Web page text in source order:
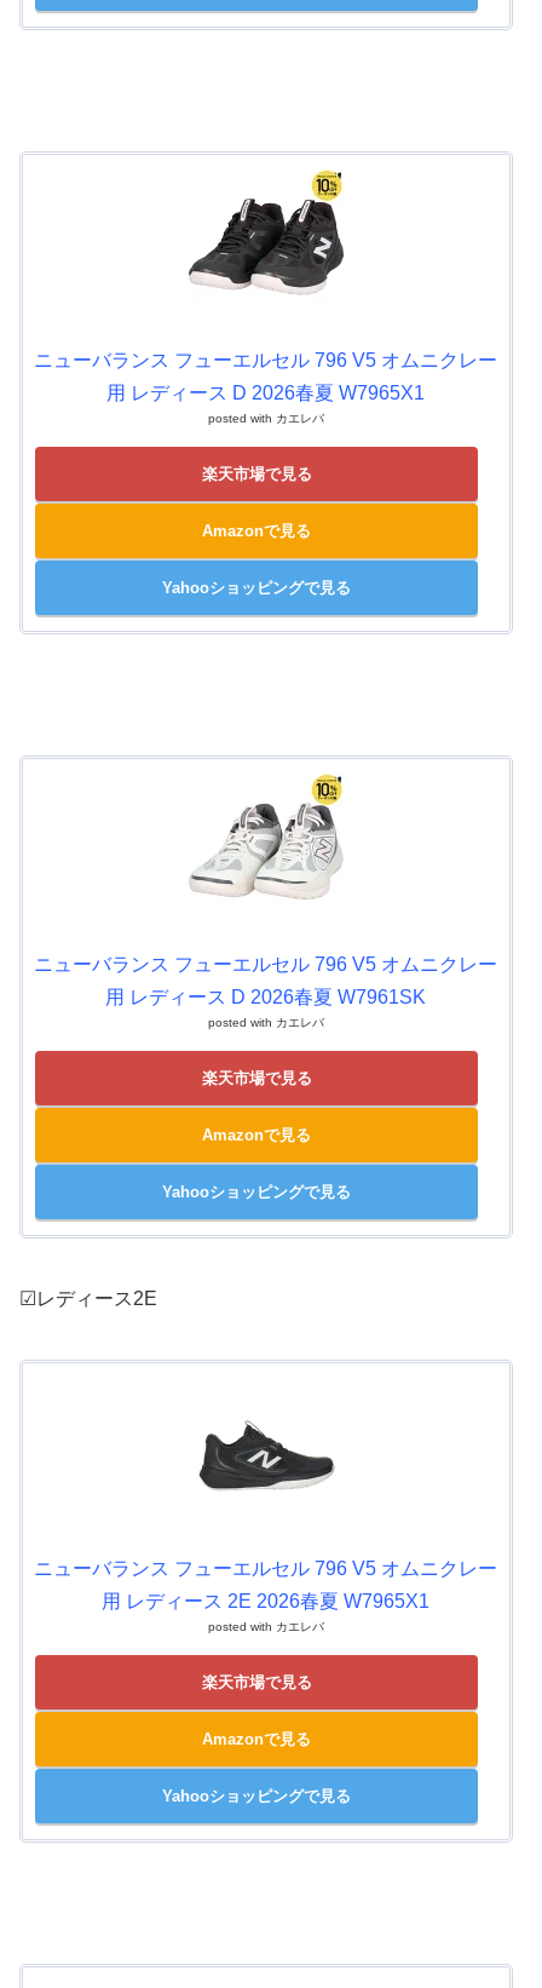
ニューバランス フューエルセル 796 V5 オムニクレー
用 レディース D 2026春夏 W7965X1
posted with カエレバ
楽天市場で見る
Amazonで見る
Yahooショッピングで見る
ニューバランス フューエルセル 796 V5 オムニクレー
用 レディース D 2026春夏 W7961SK
posted with カエレバ
楽天市場で見る
Amazonで見る
Yahooショッピングで見る
☑レディース2E
ニューバランス フューエルセル 796 V5 オムニクレー
用 レディース 2E 2026春夏 W7965X1
posted with カエレバ
楽天市場で見る
Amazonで見る
Yahooショッピングで見る